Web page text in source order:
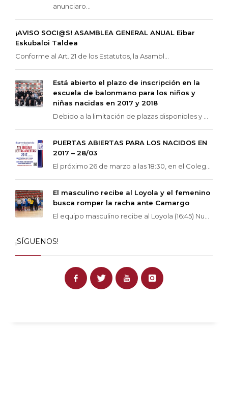
anunciaro...
¡AVISO SOCI@S! ASAMBLEA GENERAL ANUAL Eibar
Eskubaloi Taldea
Conforme al Art. 21 de los Estatutos, la Asambl...
Está abierto el plazo de inscripción en la
escuela de balonmano para los niños y
niñas nacidas en 2017 y 2018
Debido a la limitación de plazas disponibles y ...
PUERTAS ABIERTAS PARA LOS NACIDOS EN
2017 – 28/03
El próximo 26 de marzo a las 18:30, en el Coleg...
El masculino recibe al Loyola y el femenino
busca romper la racha ante Camargo
El equipo masculino recibe al Loyola (16:45) Nu...
¡SÍGUENOS!